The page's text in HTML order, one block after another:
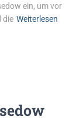
ein, um vor
die Weiterlesen